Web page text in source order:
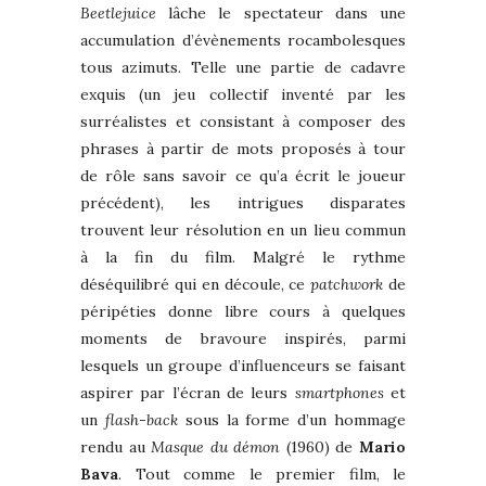
Beetlejuice lâche le spectateur dans une
accumulation d’évènements rocambolesques
tous azimuts. Telle une partie de cadavre
exquis (un jeu collectif inventé par les
surréalistes et consistant à composer des
phrases à partir de mots proposés à tour
de rôle sans savoir ce qu’a écrit le joueur
précédent), les intrigues disparates
trouvent leur résolution en un lieu commun
à la fin du film. Malgré le rythme
déséquilibré qui en découle, cepatchwork de
péripéties donne libre cours à quelques
moments de bravoure inspirés, parmi
lesquels un groupe d’influenceurs se faisant
aspirer par l’écran de leurs smartphoneset
un flash-back sous la forme d’un hommage
rendu auMasque du démon (1960) deMario
Bava. Tout comme le premier film, le